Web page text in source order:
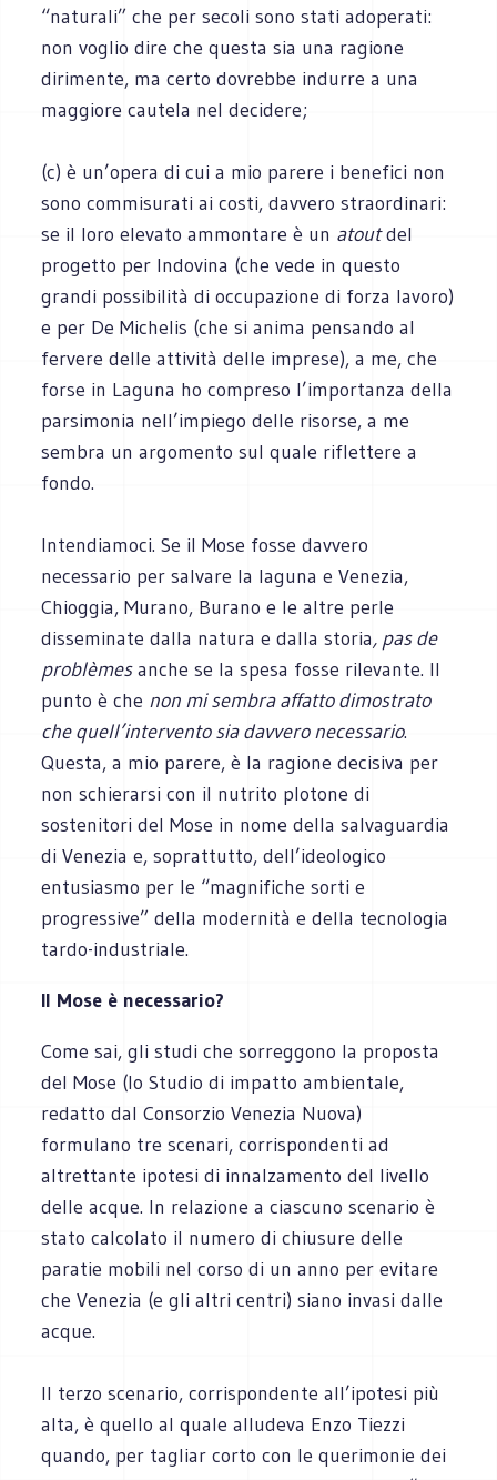
“naturali” che per secoli sono stati adoperati:
non voglio dire che questa sia una ragione
dirimente, ma certo dovrebbe indurre a una
maggiore cautela nel decidere;
(c) è un’opera di cui a mio parere i benefici non
sono commisurati ai costi, davvero straordinari:
se il loro elevato ammontare è un atoutdel
progetto per Indovina (che vede in questo
grandi possibilità di occupazione di forza lavoro)
e per De Michelis (che si anima pensando al
fervere delle attività delle imprese), a me, che
forse in Laguna ho compreso l’importanza della
parsimonia nell’impiego delle risorse, a me
sembra un argomento sul quale riflettere a
fondo.
Intendiamoci. Se il Mose fosse davvero
necessario per salvare la laguna e Venezia,
Chioggia, Murano, Burano e le altre perle
disseminate dalla natura e dalla storia, pas de
problèmesanche se la spesa fosse rilevante. Il
punto è che non mi sembra affatto dimostrato
che quell’intervento sia davvero necessario.
Questa, a mio parere, è la ragione decisiva per
non schierarsi con il nutrito plotone di
sostenitori del Mose in nome della salvaguardia
di Venezia e, soprattutto, dell’ideologico
entusiasmo per le “magnifiche sorti e
progressive” della modernità e della tecnologia
tardo-industriale.
Il Mose è necessario?
Come sai, gli studi che sorreggono la proposta
del Mose (lo Studio di impatto ambientale,
redatto dal Consorzio Venezia Nuova)
formulano tre scenari, corrispondenti ad
altrettante ipotesi di innalzamento del livello
delle acque. In relazione a ciascuno scenario è
stato calcolato il numero di chiusure delle
paratie mobili nel corso di un anno per evitare
che Venezia (e gli altri centri) siano invasi dalle
acque.
Il terzo scenario, corrispondente all’ipotesi più
alta, è quello al quale alludeva Enzo Tiezzi
quando, per tagliar corto con le querimonie dei